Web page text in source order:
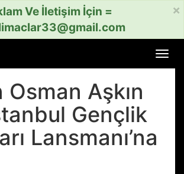
×
Ve İletişim İçin =
aç
Osman Aşkın
Gençlik
Lansmanı’na